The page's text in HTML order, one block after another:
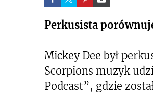
Perkusista
Mickey Dee był
Scorpions muzyk
Podcast”, gdzie